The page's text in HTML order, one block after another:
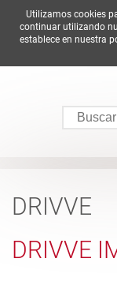
DRIVVE
DRIVVE
Utilizamos cookies
continuar utilizando
establece en